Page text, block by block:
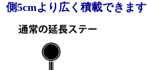
側5cmより広く積載できます